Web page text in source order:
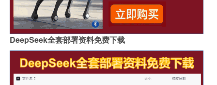
DeepSeek全套部署资料免费下载